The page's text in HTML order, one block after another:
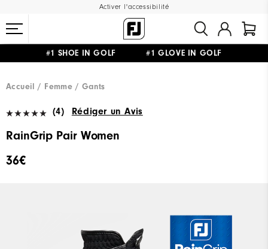
Activer l'accessibilité
#1 SHOE IN GOLF #1 GLOVE IN GOLF
Accueil
Femme Gants
(4) Rédiger un Avis
RainGrip Pair Women
36€